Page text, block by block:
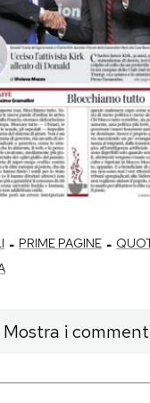
- PRIME PAGINE -
Mostra i